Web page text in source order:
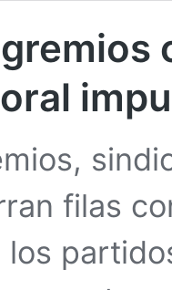
filas
los